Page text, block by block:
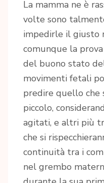
La mamma ne è
volte sono
impedirle il giusto
comunque la
del buono stato
movimenti fetali
predire quello che
piccolo,
agitati, e altri più
che si
continuità tra i
nel grembo